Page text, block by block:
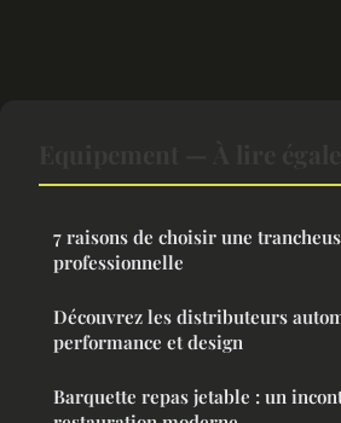
7 raisons de choisir une
professionnelle
Découvrez les distributeurs
performance et design
Barquette repas jetable : un